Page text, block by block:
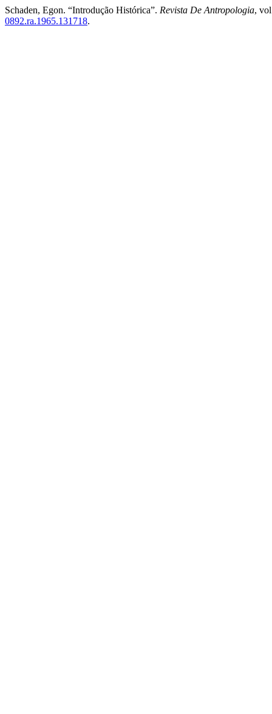
Schaden, Egon. “Introdução Histórica”. Revista De Antropologia,
0892.ra.1965.131718.